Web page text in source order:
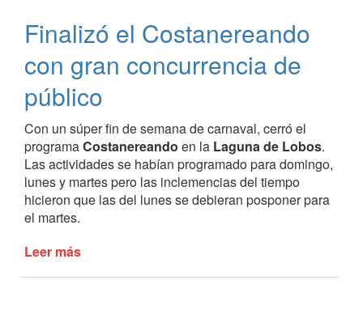
Olimpíadas
de
la
Cuenca
2019
Finalizó el Costanereando
con gran concurrencia de
público
Con un súper fin de semana de carnaval, cerró el
programaCostanereando en la Laguna de Lobos.
Las actividades se habían programado para domingo,
lunes y martes pero las inclemencias del tiempo
hicieron que las del lunes se debieran posponer para
el martes.
Leer más